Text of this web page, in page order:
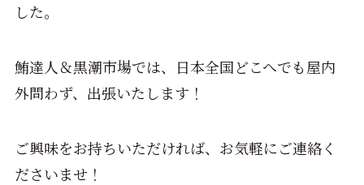
した。
鮪達人＆黒潮市場では、日本全国どこへでも屋内
外問わず、出張いたします！
ご興味をお持ちいただければ、お気軽にご連絡く
ださいませ！